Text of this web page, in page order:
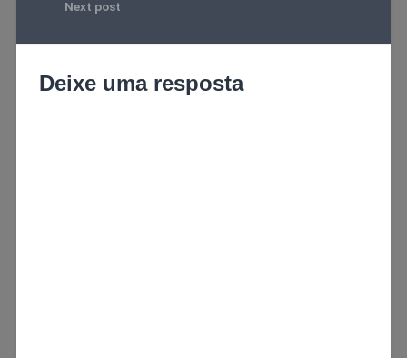
Next post
Deixe uma resposta